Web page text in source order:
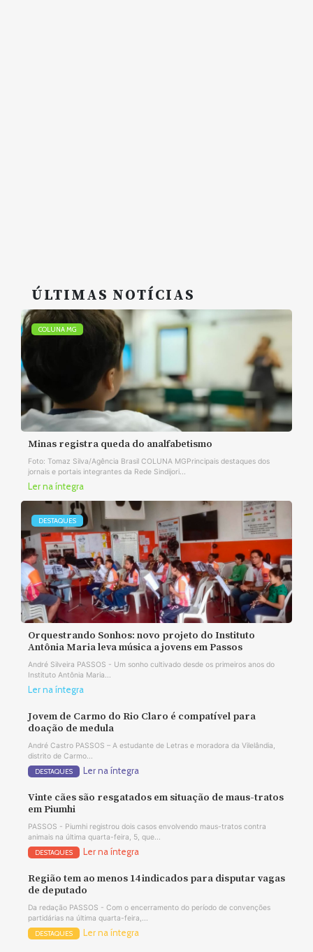
ÚLTIMAS NOTÍCIAS
COLUNA MG
Minas registra queda do analfabetismo
Foto: Tomaz Silva/Agência Brasil COLUNA MGPrincipais destaques dos
jornais e portais integrantes da Rede Sindijori...
Ler na íntegra
DESTAQUES
Orquestrando Sonhos: novo projeto do Instituto
Antônia Maria leva música a jovens em Passos
André Silveira PASSOS - Um sonho cultivado desde os primeiros anos do
Instituto Antônia Maria...
Ler na íntegra
Jovem de Carmo do Rio Claro é compatível para
doação de medula
André Castro PASSOS – A estudante de Letras e moradora da Vilelândia,
distrito de Carmo...
DESTAQUES Ler na íntegra
Vinte cães são resgatados em situação de maus-tratos
em Piumhi
PASSOS - Piumhi registrou dois casos envolvendo maus-tratos contra
animais na última quarta-feira, 5, que...
DESTAQUES Ler na íntegra
Região tem ao menos 14 indicados para disputar vagas
de deputado
Da redação PASSOS - Com o encerramento do período de convenções
partidárias na última quarta-feira,...
DESTAQUES Ler na íntegra